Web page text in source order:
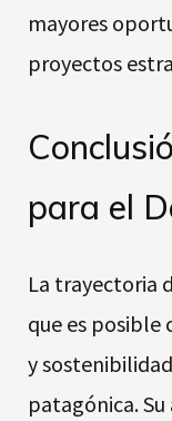
mayores
proyectos
para el
La trayectoria
que es posible
y
patagónica.